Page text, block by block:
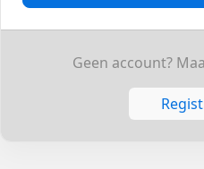
Geen account?